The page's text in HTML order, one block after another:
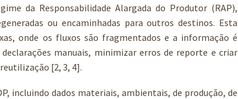
da Responsabilidade Alargada do Produtor (RAP),
ou encaminhadas para outros destinos. Esta
onde os fluxos são fragmentados e a informação é
manuais, minimizar erros de reporte e criar
[2, 3, 4].
incluindo dados materiais, ambientais, de produção, de